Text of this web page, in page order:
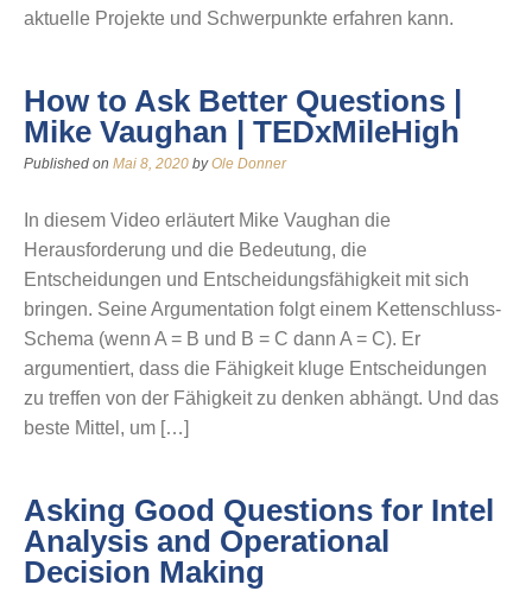
aktuelle Projekte und Schwerpunkte erfahren kann.
How to Ask Better Questions |
Mike Vaughan | TEDxMileHigh
Published on Mai 8, 2020 byOle Donner
In diesem Video erläutert Mike Vaughan die
Herausforderung und die Bedeutung, die
Entscheidungen und Entscheidungsfähigkeit mit sich
bringen. Seine Argumentation folgt einem Kettenschluss-
Schema (wenn A = B und B = C dann A = C). Er
argumentiert, dass die Fähigkeit kluge Entscheidungen
zu treffen von der Fähigkeit zu denken abhängt. Und das
beste Mittel, um […]
Asking Good Questions for Intel
Analysis and Operational
Decision Making